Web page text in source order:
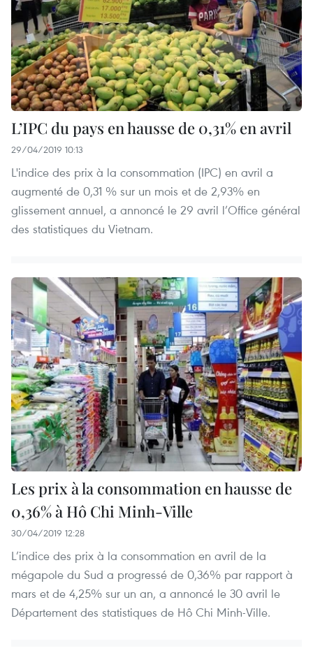
L’IPC du pays en hausse de 0,31% en avril
29/04/2019 10:13
L'indice des prix à la consommation (IPC) en avril a
augmenté de 0,31 % sur un mois et de 2,93% en
glissement annuel, a annoncé le 29 avril l’Office général
des statistiques du Vietnam.
Les prix à la consommation en hausse de
0,36% à Hô Chi Minh-Ville
30/04/2019 12:28
L’indice des prix à la consommation en avril de la
mégapole du Sud a progressé de 0,36% par rapport à
mars et de 4,25% sur un an, a annoncé le 30 avril le
Département des statistiques de Hô Chi Minh-Ville.